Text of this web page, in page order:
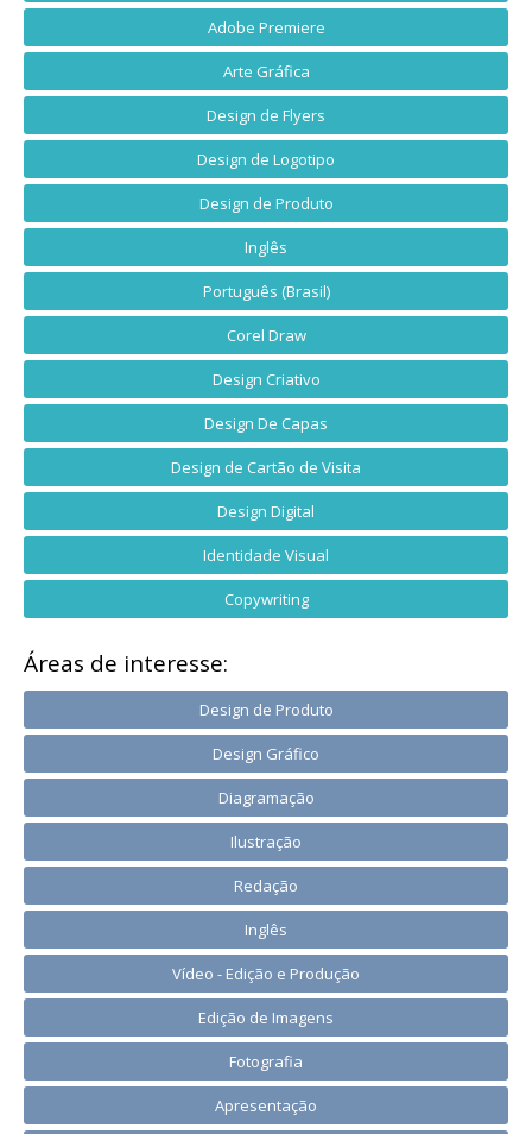
Adobe Premiere
Arte Gráfica
Design de Flyers
Design de Logotipo
Design de Produto
Inglês
Português (Brasil)
Corel Draw
Design Criativo
Design De Capas
Design de Cartão de Visita
Design Digital
Identidade Visual
Copywriting
Áreas de interesse:
Design de Produto
Design Gráfico
Diagramação
Ilustração
Redação
Inglês
Vídeo - Edição e Produção
Edição de Imagens
Fotografia
Apresentação